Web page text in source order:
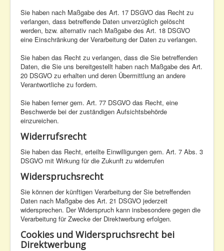
Sie haben nach Maßgabe des Art. 17 DSGVO das Recht zu
verlangen, dass betreffende Daten unverzüglich gelöscht
werden, bzw. alternativ nach Maßgabe des Art. 18 DSGVO
eine Einschränkung der Verarbeitung der Daten zu verlangen.
Sie haben das Recht zu verlangen, dass die Sie betreffenden
Daten, die Sie uns bereitgestellt haben nach Maßgabe des Art.
20 DSGVO zu erhalten und deren Übermittlung an andere
Verantwortliche zu fordern.
Sie haben ferner gem. Art. 77 DSGVO das Recht, eine
Beschwerde bei der zuständigen Aufsichtsbehörde
einzureichen.
Widerrufsrecht
Sie haben das Recht, erteilte Einwilligungen gem. Art. 7 Abs. 3
DSGVO mit Wirkung für die Zukunft zu widerrufen
Widerspruchsrecht
Sie können der künftigen Verarbeitung der Sie betreffenden
Daten nach Maßgabe des Art. 21 DSGVO jederzeit
widersprechen. Der Widerspruch kann insbesondere gegen die
Verarbeitung für Zwecke der Direktwerbung erfolgen.
Cookies und Widerspruchsrecht bei
Direktwerbung